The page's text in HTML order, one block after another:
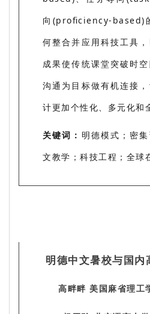
向(proﬁciency-based)
何整合并应用科技工具
成果使传统课堂突破时
沟通为目标做有机连接
计更加个性化、多元化和
关键词： 明德模式；密
文教学；科技工程；全球
明德中文暑校与国内
高畔畔 美国麻省理工